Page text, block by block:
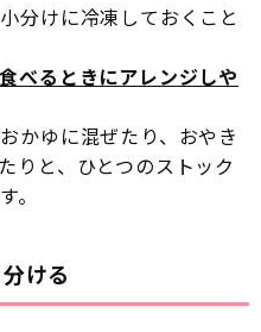
分けに冷凍しておくこと
べるときにアレンジしや
かゆに混ぜたり、おやき
りと、ひとつのストック
。
ける